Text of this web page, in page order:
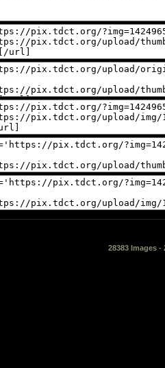
28383 Images -